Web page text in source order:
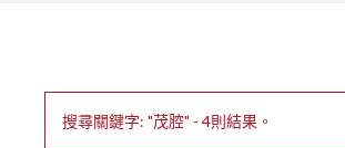
搜尋關鍵字: "茂腔" - 4則結果。